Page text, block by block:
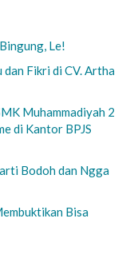
Le!
Fikri di CV. Artha
Muhammadiyah 2
di Kantor BPJS
Bodoh dan Ngga
Bisa